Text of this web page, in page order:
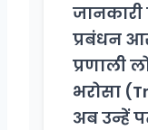
प्रबंधन
प्रणाली
भरोसा
अब उन्हें